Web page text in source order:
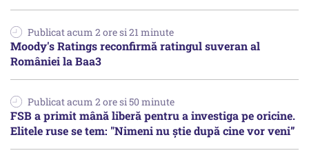
Publicat acum 2 ore si 21 minute
Moody's Ratings reconfirmă ratingul suveran al
României la Baa3
Publicat acum 2 ore si 50 minute
FSB a primit mână liberă pentru a investiga pe oricine.
Elitele ruse se tem: "Nimeni nu știe după cine vor veni”